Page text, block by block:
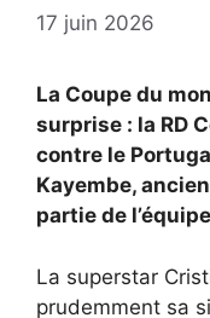
17 juin 2026
La Coupe du
surprise : la RD
contre le
Kayembe,
partie de
La superstar
prudemment sa